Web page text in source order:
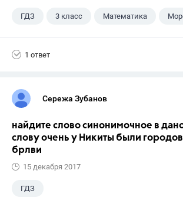
ГДЗ 3 класс Математика
1 ответ
Сережа Зубанов
найдите слово синонимочное в
слову очень у Никиты были
брлви
15 декабря 2017
ГДЗ